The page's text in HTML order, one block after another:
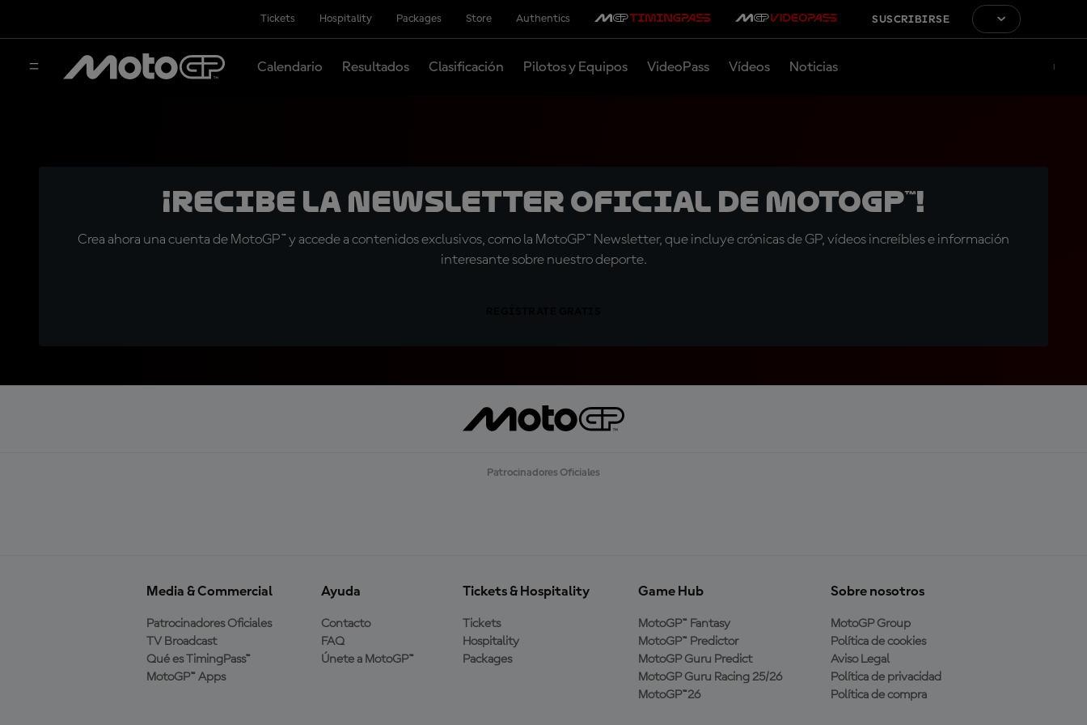
Tickets Hospitality Packages Store Authentics SUSCRIBIRSE
Calendario Resultados Clasificación Pilotos y Equipos VideoPass Vídeos Noticias
¡Recibe la Newsletter oficial de MotoGP™!
Crea ahora una cuenta de MotoGP™ y accede a contenidos exclusivos, como la MotoGP™ Newsletter, que incluye crónicas de GP, vídeos increíbles e información
interesante sobre nuestro deporte.
Patrocinadores Oficiales
Media & Commercial
Patrocinadores Oficiales
TV Broadcast
Qué es TimingPass™
MotoGP™ Apps
Ayuda
Contacto
FAQ
Únete a MotoGP™
Tickets & Hospitality
Tickets
Hospitality
Packages
Game Hub
MotoGP™ Fantasy
MotoGP™ Predictor
MotoGP Guru Predict
MotoGP Guru Racing 25/26
MotoGP™26
Sobre nosotros
MotoGP Group
Política de cookies
Aviso Legal
Política de privacidad
Política de compra